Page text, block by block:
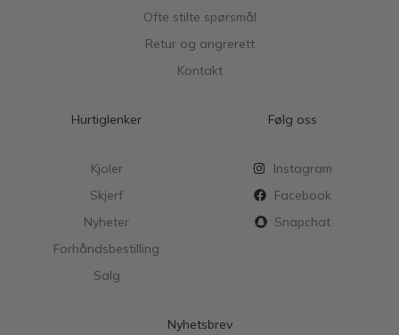
Ofte stilte spørsmål
Retur og angrerett
Kontakt
Hurtiglenker
Kjoler
Skjerf
Nyheter
Forhåndsbestilling
Salg
Følg oss
Instagram
Facebook
Snapchat
Nyhetsbrev